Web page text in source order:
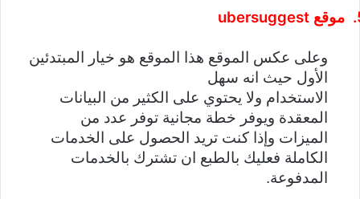
موقع ubersuggest
وعلى عكس الموقع هذا الموقع هو خيار المبتدئين
الأول حيث انه سهل
الاستخدام ولا يحتوي على الكثير من البيانات
المعقدة ويوفر خطة مجانية توفر عدد من
الميزات وإذا كنت تريد الحصول على الخدمات
الكاملة فعليك بالطبع ان تشترك بالخدمات
المدفوعة.